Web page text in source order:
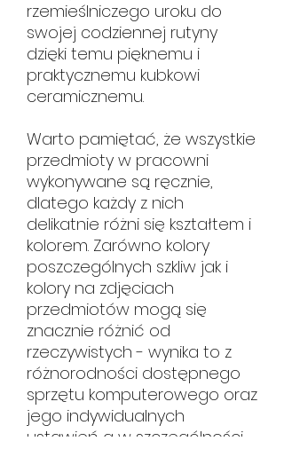
rzemieślniczego uroku do
swojej codziennej rutyny
dzięki temu pięknemu i
praktycznemu kubkowi
ceramicznemu.
Warto pamiętać, że wszystkie
przedmioty w pracowni
wykonywane są ręcznie,
dlatego każdy z nich
delikatnie różni się kształtem i
kolorem. Zarówno kolory
poszczególnych szkliw jak i
kolory na zdjęciach
przedmiotów mogą się
znacznie różnić od
rzeczywistych - wynika to z
różnorodności dostępnego
sprzętu komputerowego oraz
jego indywidualnych
ustawień a w szczególności